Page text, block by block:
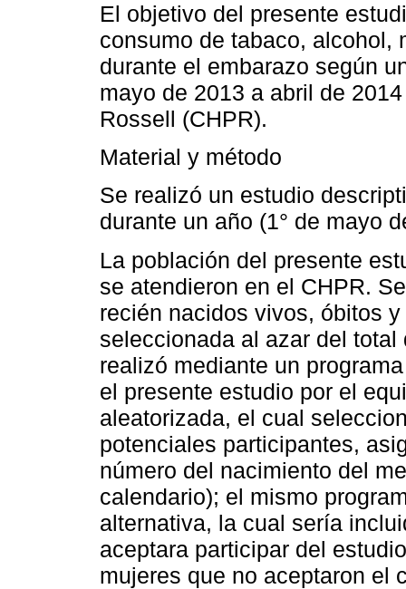
El objetivo del presente
consumo de tabaco, alcohol,
durante el embarazo según
mayo de 2013 a abril de
Rossell (CHPR).
Material y método
Se realizó un estudio
durante un año (1° de mayo
La población del presente
se atendieron en el CHPR.
recién nacidos vivos, óbitos
seleccionada al azar del
realizó mediante un
el presente estudio por el
aleatorizada, el cual
potenciales participantes,
número del nacimiento del
calendario); el mismo
alternativa, la cual sería
aceptara participar del
mujeres que no aceptaron el